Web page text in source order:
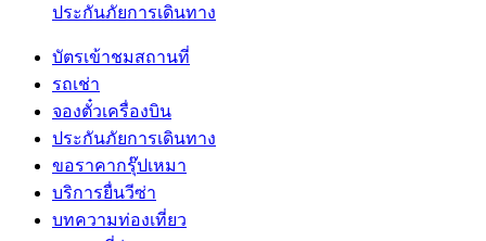
ประกันภัยการเดินทาง
บัตรเข้าชมสถานที่
รถเช่า
จองตั๋วเครื่องบิน
ประกันภัยการเดินทาง
ขอราคากรุ๊ปเหมา
บริการยื่นวีซ่า
บทความท่องเที่ยว